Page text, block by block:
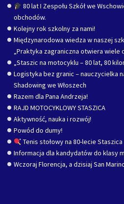
80 lat I Zespołu Szkół we
obchodów.
Kolejny rok szkolny za nami!
Międzynarodowa wiedza w naszej
„Praktyka zagraniczna otwiera wiele
„Staszic na motocyklu – 80 lat, 80
Logistyka bez granic – nauczycielka
Shadowing we Włoszech
Razem dla Pana Andrzeja!
RAJD MOTOCYKLOWY STASZICA
Aktywność, nauka i rozwój!
Powód do dumy!
Tenis stołowy na 80-lecie Staszica
Informacja dla kandydatów do klasy
Wczoraj Florencja, a dzisiaj San